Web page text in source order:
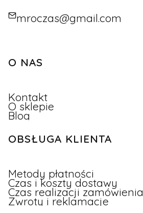
mroczas@gmail.com
Linki w stopce
O NAS
Kontakt
O sklepie
Blog
OBSŁUGA KLIENTA
Metody płatności
Czas i koszty dostawy
Czas realizacji zamówienia
Zwroty i reklamacje